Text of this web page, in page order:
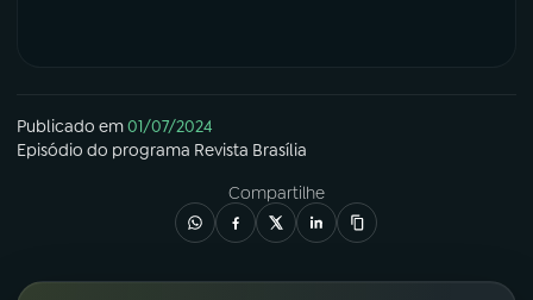
Publicado em01/07/2024
Episódio do programa Revista Brasília
Compartilhe